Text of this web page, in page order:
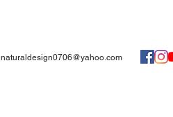
naturaldesign0706@yahoo.com